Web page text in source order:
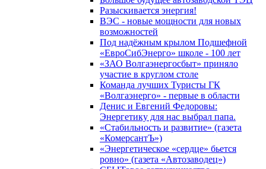
Разыскивается энергия!
ВЭС - новые мощности для новых
возможностей
Под надёжным крылом Подшефной
«ЕвроСибЭнерго» школе - 100 лет
«ЗАО Волгаэнергосбыт» приняло
участие в круглом столе
Команда лучших Туристы ГК
«Волгаэнерго» - первые в области
Денис и Евгений Федоровы:
Энергетику для нас выбрал папа.
«Стабильность и развитие» (газета
«КомерсантЪ»)
«Энергетическое «сердце» бьется
ровно» (газета «Автозаводец»)